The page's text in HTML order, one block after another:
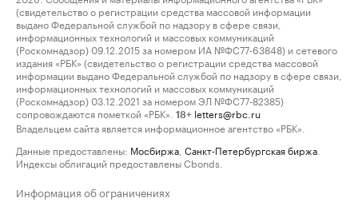
(свидетельство о регистрации средства массовой информации
выдано Федеральной службой по надзору в сфере связи,
информационных технологий и массовых коммуникаций
(Роскомнадзор) 09.12.2015 за номером ИА №ФС77-63848) и сетевого
издания «РБК» (свидетельство о регистрации средства массовой
информации выдано Федеральной службой по надзору в сфере связи,
информационных технологий и массовых коммуникаций
(Роскомнадзор) 03.12.2021 за номером ЭЛ №ФС77-82385)
сопровождаются пометкой «РБК».
18+ letters@rbc.ru
Владельцем сайта является информационное агентство «РБК».
Данные предоставлены: Мосбиржа Санкт-Петербургская биржа
Индексы облигаций предоставлены Cbonds.
Информация об ограничениях